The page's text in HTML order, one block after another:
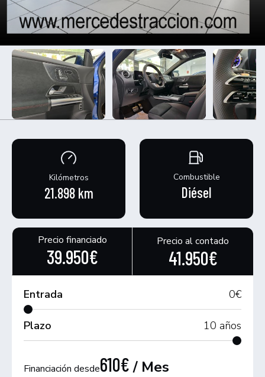
Kilómetros
21.898 km
Combustible
Diésel
Precio financiado
39.950€
Precio al contado
41.950€
Entrada 0€
Plazo 10 años
Financiación desde610€ / Mes